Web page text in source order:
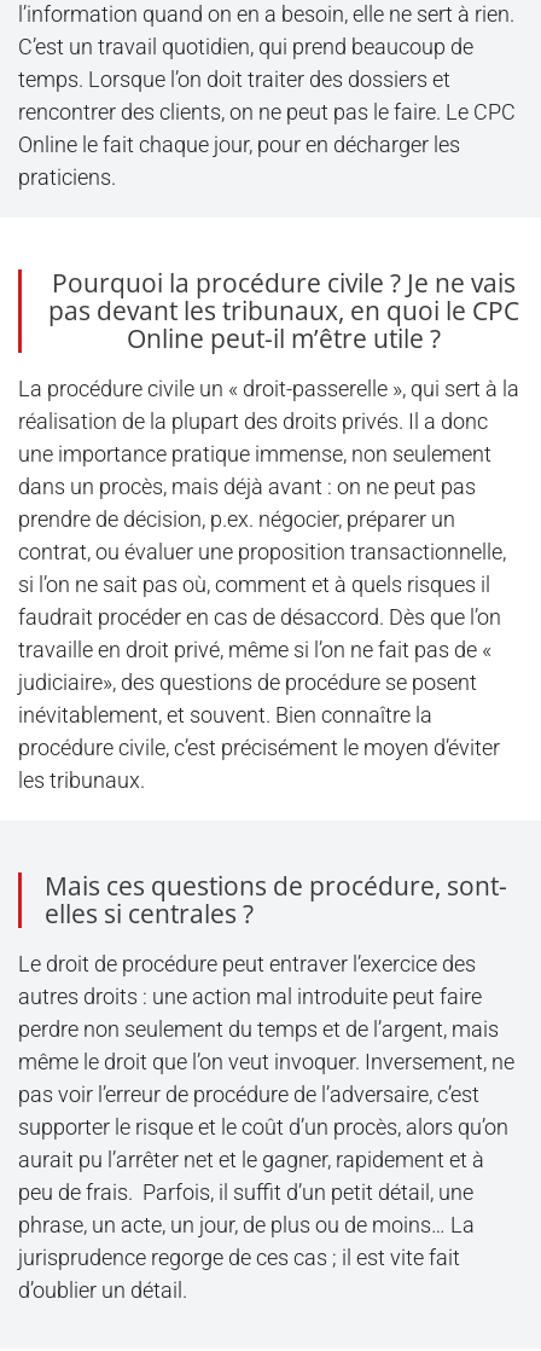
l’information quand on en a besoin, elle ne sert à rien.
C’est un travail quotidien, qui prend beaucoup de
temps. Lorsque l’on doit traiter des dossiers et
rencontrer des clients, on ne peut pas le faire. Le CPC
Online le fait chaque jour, pour en décharger les
praticiens.
Pourquoi la procédure civile ? Je ne vais
pas devant les tribunaux, en quoi le CPC
Online peut-il m’être utile ?
La procédure civile un « droit-passerelle », qui sert à la
réalisation de la plupart des droits privés. Il a donc
une importance pratique immense, non seulement
dans un procès, mais déjà avant : on ne peut pas
prendre de décision, p.ex. négocier, préparer un
contrat, ou évaluer une proposition transactionnelle,
si l’on ne sait pas où, comment et à quels risques il
faudrait procéder en cas de désaccord. Dès que l’on
travaille en droit privé, même si l’on ne fait pas de «
judiciaire», des questions de procédure se posent
inévitablement, et souvent. Bien connaître la
procédure civile, c’est précisément le moyen d’éviter
les tribunaux.
Mais ces questions de procédure, sont-
elles si centrales ?
Le droit de procédure peut entraver l’exercice des
autres droits : une action mal introduite peut faire
perdre non seulement du temps et de l’argent, mais
même le droit que l’on veut invoquer. Inversement, ne
pas voir l’erreur de procédure de l’adversaire, c’est
supporter le risque et le coût d’un procès, alors qu’on
aurait pu l’arrêter net et le gagner, rapidement et à
peu de frais. Parfois, il suffit d’un petit détail, une
phrase, un acte, un jour, de plus ou de moins… La
jurisprudence regorge de ces cas ; il est vite fait
d’oublier un détail.